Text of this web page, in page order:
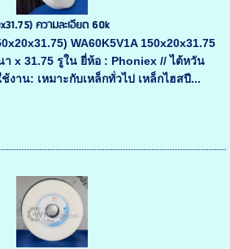
ความละเอียด 60k
WA60K5V1A 150x20x31.75
x 31.75 รูใน ยี่ห้อ : Phoniex // ไต้หวัน
งาน: เหมาะกับเหล็กทั่วไป เหล็กไฮสปี...